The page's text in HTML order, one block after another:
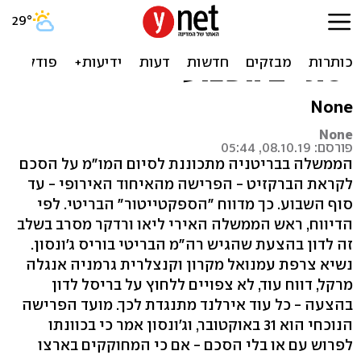
דיווח בבריטניה: המו"מ עם
האיחוד האירופי על הברקזיט
יסתיים השבוע
None
None
פורסם: 08.10.19, 05:44
הממשלה בבריטניה מתכוננת לסיום המו"מ על הסכם
לקראת הברקזיט - הפרישה מהאיחוד האירופי - עד
סוף השבוע. כך מדווח "הספקטייטור" הבריטי. לפי
הדיווח, ראש הממשלה האירי ליאו ורדקר מסרב בשלב
זה לדון בהצעת שהגיש רה"מ הבריטי בוריס ג'ונסון.
נשיא צרפת עמנואל מקרון וקנצלרית גרמניה אנגלה
מרקל, דווח עוד, לא צפויים ללחוץ על בריסל לדון
בהצעה - כל עוד אירלנד מתנגדת לכך. מועד הפרישה
הנוכחי הוא 31 באוקטובר, וג'ונסון אמר כי בכוונתו
לפרוש עם או בלי הסכם - אם כי המחוקקים בארצו